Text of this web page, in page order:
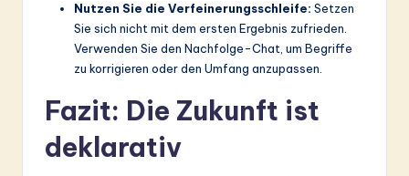
Nutzen Sie die Verfeinerungsschleife: Setzen
Sie sich nicht mit dem ersten Ergebnis zufrieden.
Verwenden Sie den Nachfolge-Chat, um Begriffe
zu korrigieren oder den Umfang anzupassen.
Fazit: Die Zukunft ist
deklarativ